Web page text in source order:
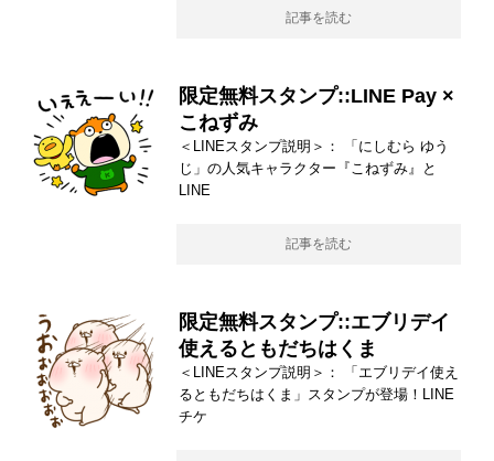
記事を読む
限定無料スタンプ::LINE Pay ×
こねずみ
＜LINEスタンプ説明＞： 「にしむら ゆう
じ」の人気キャラクター『こねずみ』と
LINE
記事を読む
限定無料スタンプ::エブリデイ
使えるともだちはくま
＜LINEスタンプ説明＞： 「エブリデイ使え
るともだちはくま」スタンプが登場！LINE
チケ